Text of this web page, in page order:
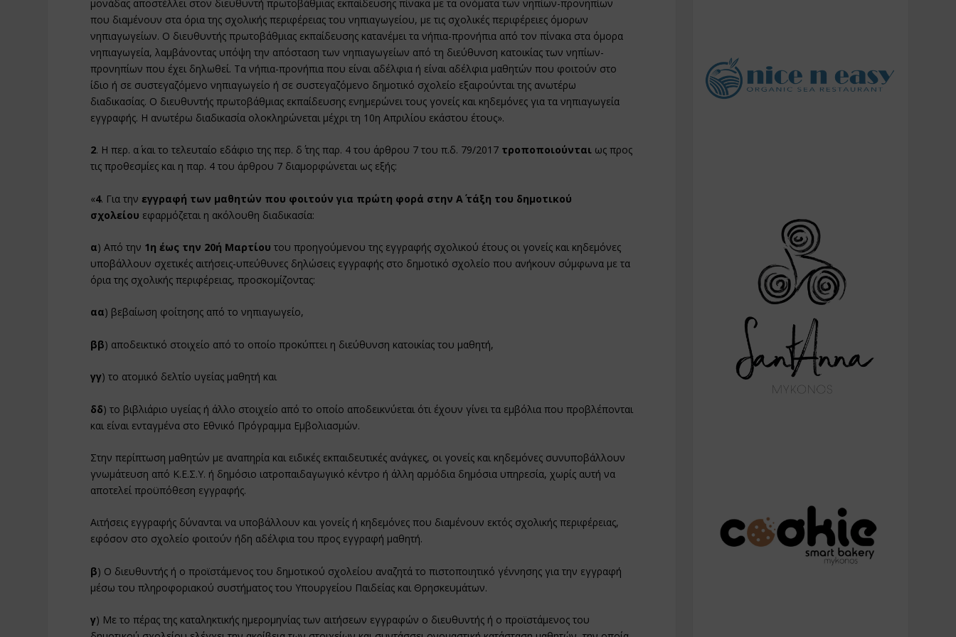
μονάδας αποστέλλει στον διευθυντή πρωτοβάθμιας εκπαίδευσης πίνακα με τα ονόματα των νηπίων-προνηπίων
που διαμένουν στα όρια της σχολικής περιφέρειας του νηπιαγωγείου, με τις σχολικές περιφέρειες όμορων
νηπιαγωγείων. Ο διευθυντής πρωτοβάθμιας εκπαίδευσης κατανέμει τα νήπια-προνήπια από τον πίνακα στα όμορα
νηπιαγωγεία, λαμβάνοντας υπόψη την απόσταση των νηπιαγωγείων από τη διεύθυνση κατοικίας των νηπίων-
προνηπίων που έχει δηλωθεί. Τα νήπια-προνήπια που είναι αδέλφια ή είναι αδέλφια μαθητών που φοιτούν στο
ίδιο ή σε συστεγαζόμενο νηπιαγωγείο ή σε συστεγαζόμενο δημοτικό σχολείο εξαιρούνται της ανωτέρω
διαδικασίας. Ο διευθυντής πρωτοβάθμιας εκπαίδευσης ενημερώνει τους γονείς και κηδεμόνες για τα νηπιαγωγεία
εγγραφής. Η ανωτέρω διαδικασία ολοκληρώνεται μέχρι τη 10η Απριλίου εκάστου έτους».
2. Η περ. α΄ και το τελευταίο εδάφιο της περ. δ΄ της παρ. 4 του άρθρου 7 του π.δ. 79/2017 τροποποιούνται ως προς
τις προθεσμίες και η παρ. 4 του άρθρου 7 διαμορφώνεται ως εξής:
«4. Για τηνεγγραφή των μαθητών που φοιτούν για πρώτη φορά στην Α΄ τάξη του δημοτικού
σχολείου εφαρμόζεται η ακόλουθη διαδικασία:
α) Από την 1η έως την 20ή Μαρτίου του προηγούμενου της εγγραφής σχολικού έτους οι γονείς και κηδεμόνες
υποβάλλουν σχετικές αιτήσεις-υπεύθυνες δηλώσεις εγγραφής στο δημοτικό σχολείο που ανήκουν σύμφωνα με τα
όρια της σχολικής περιφέρειας, προσκομίζοντας:
αα) βεβαίωση φοίτησης από το νηπιαγωγείο,
ββ) αποδεικτικό στοιχείο από το οποίο προκύπτει η διεύθυνση κατοικίας του μαθητή,
γγ) το ατομικό δελτίο υγείας μαθητή και
δδ) το βιβλιάριο υγείας ή άλλο στοιχείο από το οποίο αποδεικνύεται ότι έχουν γίνει τα εμβόλια που προβλέπονται
και είναι ενταγμένα στο Εθνικό Πρόγραμμα Εμβολιασμών.
Στην περίπτωση μαθητών με αναπηρία και ειδικές εκπαιδευτικές ανάγκες, οι γονείς και κηδεμόνες συνυποβάλλουν
γνωμάτευση από Κ.Ε.Σ.Υ. ή δημόσιο ιατροπαιδαγωγικό κέντρο ή άλλη αρμόδια δημόσια υπηρεσία, χωρίς αυτή να
αποτελεί προϋπόθεση εγγραφής.
Αιτήσεις εγγραφής δύνανται να υποβάλλουν και γονείς ή κηδεμόνες που διαμένουν εκτός σχολικής περιφέρειας,
εφόσον στο σχολείο φοιτούν ήδη αδέλφια του προς εγγραφή μαθητή.
β) Ο διευθυντής ή ο προϊστάμενος του δημοτικού σχολείου αναζητά το πιστοποιητικό γέννησης για την εγγραφή
μέσω του πληροφοριακού συστήματος του Υπουργείου Παιδείας και Θρησκευμάτων.
γ) Με το πέρας της καταληκτικής ημερομηνίας των αιτήσεων εγγραφών ο διευθυντής ή ο προϊστάμενος του